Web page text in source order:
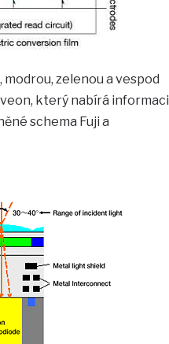
zelenou a vespod
který nabírá informaci
schema Fuji a